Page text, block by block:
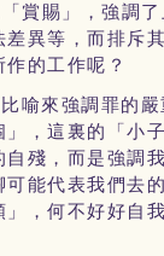
「賞賜」，強調
異等，而排斥
的工作呢？
喻來強調罪的
，這裏的「小
殘，而是強調
能代表我們去
，何不好好自